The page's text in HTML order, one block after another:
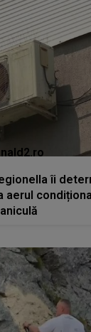
îi
aerul